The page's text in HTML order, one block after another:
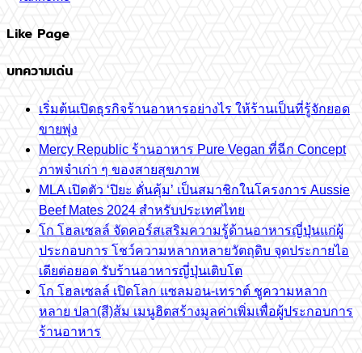
Like Page
บทความเด่น
เริ่มต้นเปิดธุรกิจร้านอาหารอย่างไร ให้ร้านเป็นที่รู้จักยอด
ขายพุ่ง
Mercy Republic ร้านอาหาร Pure Vegan ที่ฉีก Concept
ภาพจำเก่า ๆ ของสายสุขภาพ
MLA เปิดตัว ‘ปิยะ ดั่นคุ้ม’ เป็นสมาชิกในโครงการ Aussie
Beef Mates 2024 สำหรับประเทศไทย
โก โฮลเซลล์ จัดคอร์สเสริมความรู้ด้านอาหารญี่ปุ่นแก่ผู้
ประกอบการ โชว์ความหลากหลายวัตถุดิบ จุดประกายไอ
เดียต่อยอด รับร้านอาหารญี่ปุ่นเติบโต
โก โฮลเซลล์ เปิดโลก แซลมอน-เทราต์ ชูความหลาก
หลาย ปลา(สี)ส้ม เมนูฮิตสร้างมูลค่าเพิ่มเพื่อผู้ประกอบการ
ร้านอาหาร